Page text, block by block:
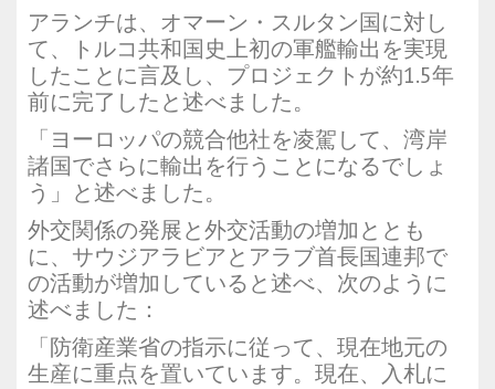
アランチは、オマーン・スルタン国に対し
て、トルコ共和国史上初の軍艦輸出を実現
したことに言及し、プロジェクトが約1.5年
前に完了したと述べました。
「ヨーロッパの競合他社を凌駕して、湾岸
諸国でさらに輸出を行うことになるでしょ
う」と述べました。
外交関係の発展と外交活動の増加ととも
に、サウジアラビアとアラブ首長国連邦で
の活動が増加していると述べ、次のように
述べました：
「防衛産業省の指示に従って、現在地元の
生産に重点を置いています。現在、入札に